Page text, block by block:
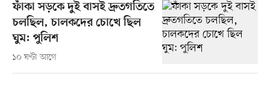
ফাঁকা সড়কে দুই বাসই দ্রুতগতিতে
চলছিল, চালকদের চোখে ছিল
ঘুম: পুলিশ
১০ ঘণ্টা আগে